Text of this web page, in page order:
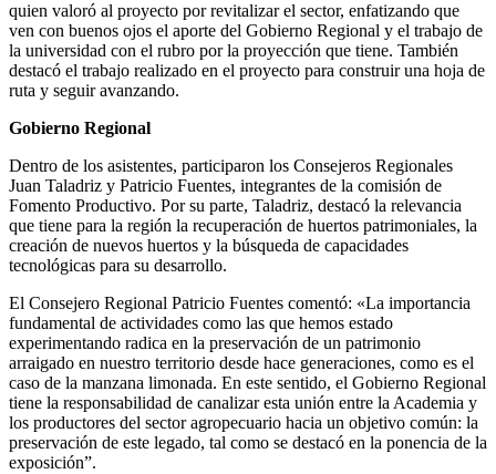
quien valoró al proyecto por revitalizar el sector, enfatizando que
ven con buenos ojos el aporte del Gobierno Regional y el trabajo de
la universidad con el rubro por la proyección que tiene. También
destacó el trabajo realizado en el proyecto para construir una hoja de
ruta y seguir avanzando.
Gobierno Regional
Dentro de los asistentes, participaron los Consejeros Regionales
Juan Taladriz y Patricio Fuentes, integrantes de la comisión de
Fomento Productivo. Por su parte, Taladriz, destacó la relevancia
que tiene para la región la recuperación de huertos patrimoniales, la
creación de nuevos huertos y la búsqueda de capacidades
tecnológicas para su desarrollo.
El Consejero Regional Patricio Fuentes comentó: «La importancia
fundamental de actividades como las que hemos estado
experimentando radica en la preservación de un patrimonio
arraigado en nuestro territorio desde hace generaciones, como es el
caso de la manzana limonada. En este sentido, el Gobierno Regional
tiene la responsabilidad de canalizar esta unión entre la Academia y
los productores del sector agropecuario hacia un objetivo común: la
preservación de este legado, tal como se destacó en la ponencia de la
exposición”.